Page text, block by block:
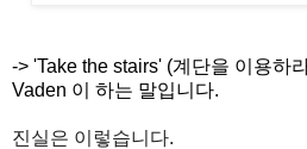
-> 'Take the stairs' (계단을 이용하
Vaden 이 하는 말입니다.
진실은 이렇습니다.